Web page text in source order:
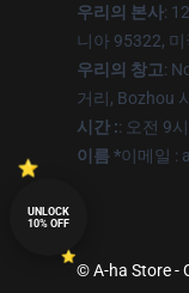
우리의 본사:
니아 95322, 미
우리의 창고:
거리, Bozhou
시간 :: 오전 9
이름 *이메일 :
© A-ha Store -
UNLOCK
10% OFF